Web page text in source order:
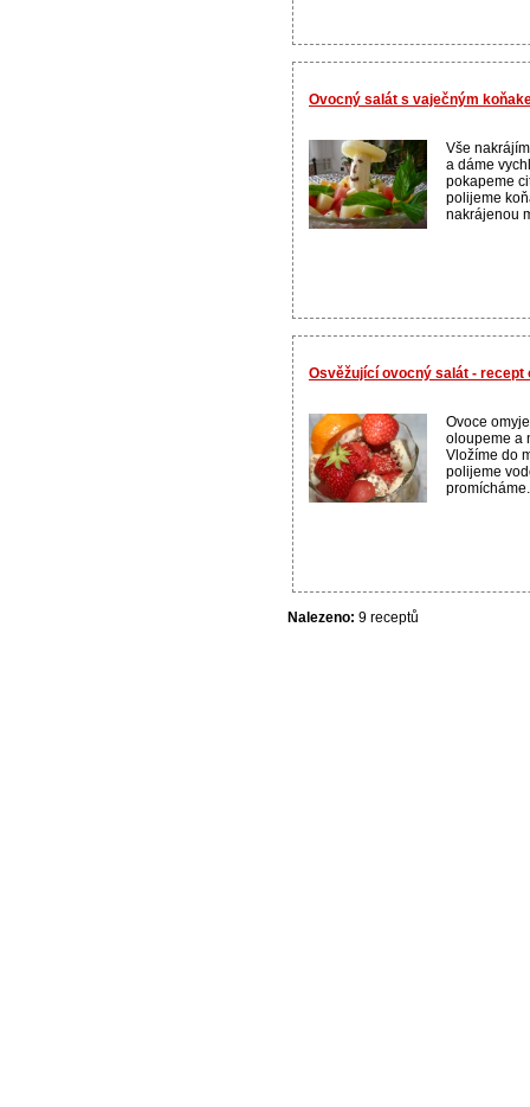
Ovocný salát s vaječným
Vše
a dáme
pokapeme
polijeme
nakrájenou
Osvěžující ovocný salát - recept
Ovoce
oloupeme a
Vložíme do
polijeme
Nalezeno: 9 receptů